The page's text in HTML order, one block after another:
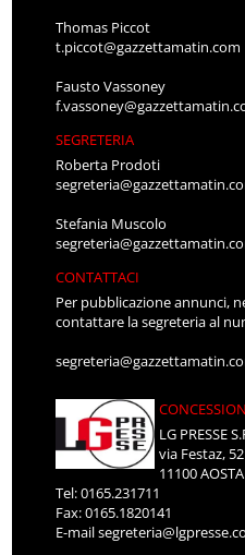
Thomas Piccot
t.piccot@gazzettamatin.com
Fausto Vassoney
SEGRETERIA
Roberta Prodoti
Stefania Muscolo
CONTATTACI
Per pubblicazione annunci,
contattare la segreteria al
LG PRESSE
via Festaz, 52
11100 AOSTA
Tel: 0165.231711
Fax: 0165.1820141
E-mail